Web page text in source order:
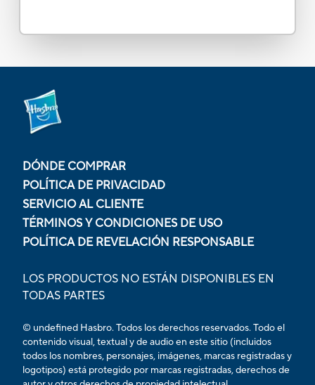
DÓNDE COMPRAR
POLÍTICA DE PRIVACIDAD
SERVICIO AL CLIENTE
TÉRMINOS Y CONDICIONES DE USO
POLÍTICA DE REVELACIÓN RESPONSABLE
LOS PRODUCTOS NO ESTÁN DISPONIBLES EN
TODAS PARTES
© undefined Hasbro. Todos los derechos reservados. Todo el
contenido visual, textual y de audio en este sitio (incluidos
todos los nombres, personajes, imágenes, marcas registradas y
logotipos) está protegido por marcas registradas, derechos de